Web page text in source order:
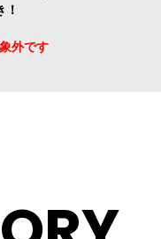
外です